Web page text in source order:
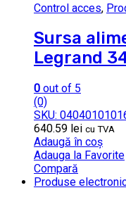
Control acces,
Sursa
Legrand
0 out of 5
(0)
SKU:
640.59 lei cu TVA
Adaugă în coș
Adauga la Favorite
Compară
Produse